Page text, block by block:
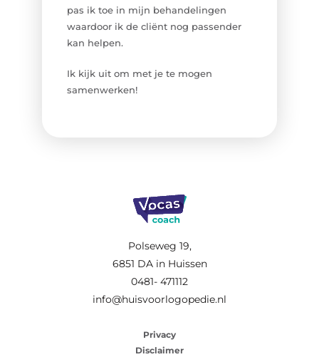
pas ik toe in mijn behandelingen
waardoor ik de cliënt nog passender
kan helpen.
Ik kijk uit om met je te mogen
samenwerken!
Polseweg 19,
6851 DA in Huissen
0481- 471112
info@huisvoorlogopedie.nl
Privacy
Disclaimer